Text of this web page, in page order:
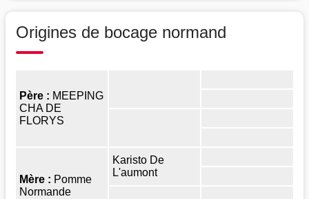
Origines de bocage normand
Père : MEEPING
CHA DE
FLORYS
Mère : Pomme
Normande
Karisto De
L'aumont